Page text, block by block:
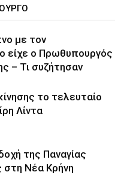
με τον
είχε ο Πρωθυπουργός
– Τι συζήτησαν
το τελευταίο
Λίντα
της Παναγίας
στη Νέα Κρήνη